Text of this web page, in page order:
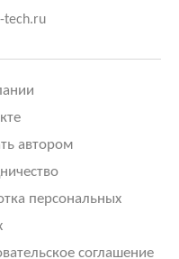
tech.ru
автором
персональных
соглашение